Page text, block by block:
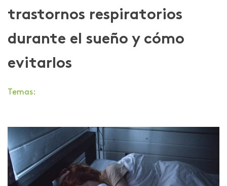
trastornos respiratorios
durante el sueño y cómo
evitarlos
Temas: